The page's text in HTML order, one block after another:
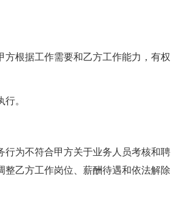
方根据工作需要和乙方工作能力，有权
。
行为不符合甲方关于业务人员考核和聘
乙方工作岗位、薪酬待遇和依法解除